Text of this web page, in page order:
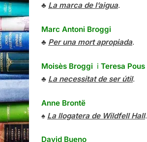
♣ La marca de l’aigua.
Marc Antoni Broggi
♣ Per una mort apropiada.
Moisès Broggi i Teresa Pous
♣ La necessitat de ser útil.
Anne Brontë
♠ La llogatera de Wildfell Hall.
David Bueno